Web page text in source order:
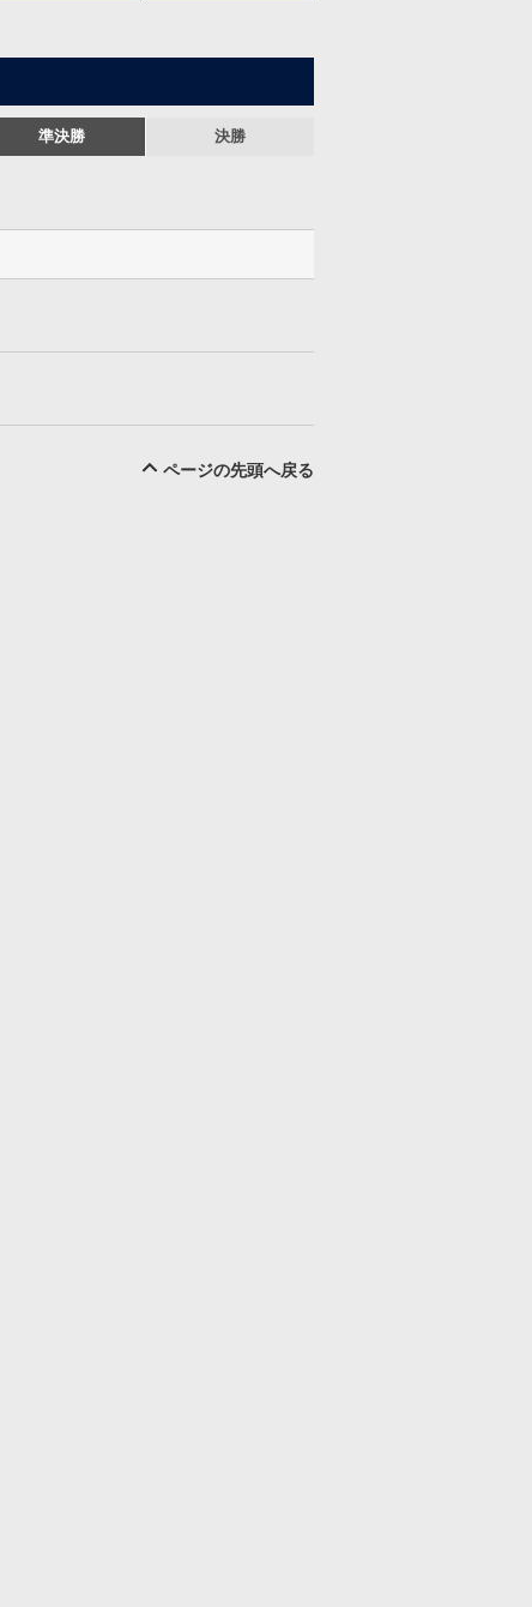
準決勝 決勝
ページの先頭へ戻る